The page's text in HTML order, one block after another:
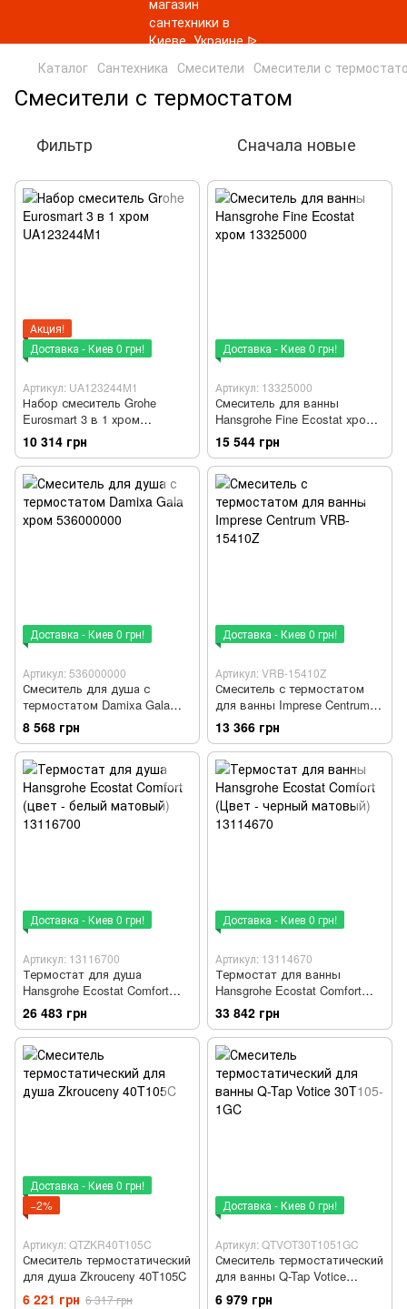
Каталог Сантехника Смесители Смесители с
Смесители с термостатом
Фильтр Сначала новые
Акция!
Доставка - Киев 0 грн!
Артикул: UA123244M1
Набор смеситель Grohe
Eurosmart 3 в 1 хром
UA123244M1
10 314 грн
Доставка - Киев 0 грн!
Артикул: 13325000
Смеситель для ванны
Hansgrohe Fine Ecostat хром
13325000
15 544 грн
Доставка - Киев 0 грн!
Артикул: 536000000
Смеситель для душа с
термостатом Damixa Gala
хром 536000000
8 568 грн
Доставка - Киев 0 грн!
Артикул: VRB-15410Z
Смеситель с термостатом
для ванны Imprese Centrum
VRB-15410Z
13 366 грн
Доставка - Киев 0 грн!
Артикул: 13116700
Термостат для душа
Hansgrohe Ecostat Comfort
(цвет - белый матовый)
13116700
26 483 грн
Доставка - Киев 0 грн!
Артикул: 13114670
Термостат для ванны
Hansgrohe Ecostat Comfort
(Цвет - черный матовый)
13114670
33 842 грн
Доставка - Киев 0 грн!
−2%
Артикул: QTZKR40T105C
Смеситель термостатический
для душа Zkrouceny 40T105C
6 221 грн 6 317 грн
Доставка - Киев 0 грн!
Артикул: QTVOT30T1051GC
Смеситель термостатический
для ванны Q-Tap Votice
30T105-1GC
6 979 грн